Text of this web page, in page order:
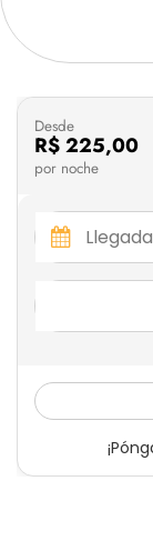
Desde
R$ 225,00
por noche